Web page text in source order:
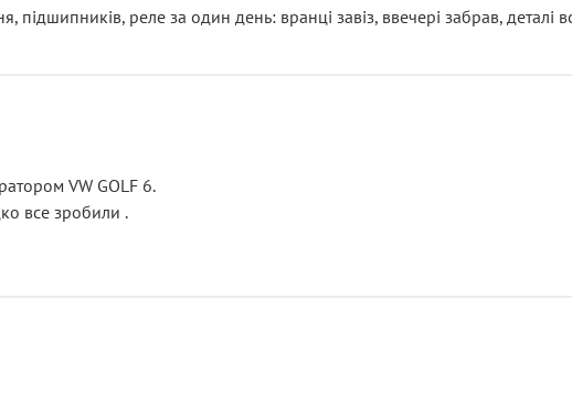
реле за один день: вранці завіз, ввечері забрав, деталі
VW GOLF 6.
все зробили .